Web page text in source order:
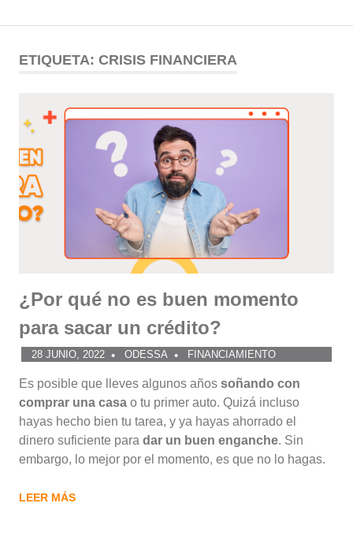
contenido
Comunidad
ODESSA
ETIQUETA: CRISIS FINANCIERA
¿Por qué no es buen momento
para sacar un crédito?
28 JUNIO, 2022 ODESSA FINANCIAMIENTO
Es posible que lleves algunos años soñando con
comprar una casa o tu primer auto. Quizá incluso
hayas hecho bien tu tarea, y ya hayas ahorrado el
dinero suficiente para dar un buen enganche. Sin
embargo, lo mejor por el momento, es que no lo hagas.
LEER MÁS